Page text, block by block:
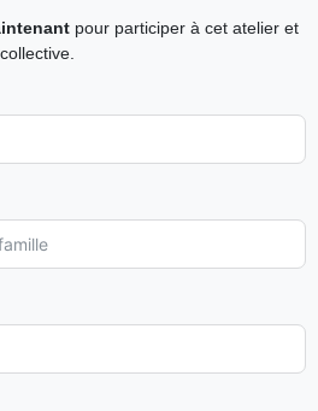
pour participer à cet atelier et